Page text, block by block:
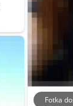
Fotka